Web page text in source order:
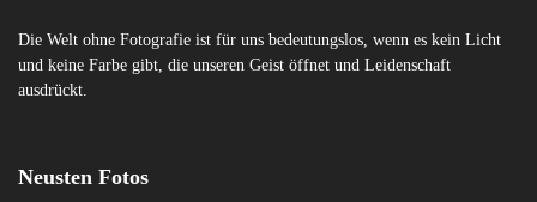
Die Welt ohne Fotografie ist für uns bedeutungslos, wenn es kein Licht
und keine Farbe gibt, die unseren Geist öffnet und Leidenschaft
ausdrückt.
Neusten Fotos